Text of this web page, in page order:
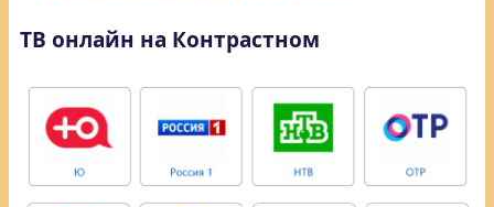
ТВ онлайн на Контрастном